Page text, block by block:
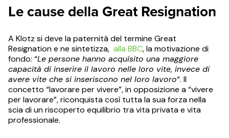
Le cause della Great Resignation
A Klotz si deve la paternità del termine Great
Resignation e ne sintetizza, alla BBC, la motivazione di
fondo: “Le persone hanno acquisito una maggiore
capacità di inserire il lavoro nelle loro vite, invece di
avere vite che si inseriscono nel loro lavoro“. Il
concetto “lavorare per vivere”, in opposizione a “vivere
per lavorare”, riconquista così tutta la sua forza nella
scia di un riscoperto equilibrio tra vita privata e vita
professionale.